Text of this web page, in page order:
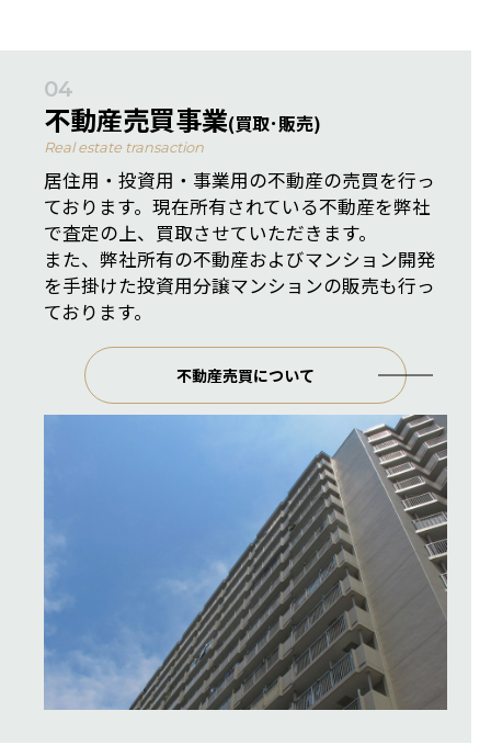
04
不動産売買事業(買取･販売)
Real estate transaction
居住用・投資用・事業用の不動産の売買を行っ
ております。現在所有されている不動産を弊社
で査定の上、買取させていただきます。
また、弊社所有の不動産およびマンション開発
を手掛けた投資用分譲マンションの販売も行っ
ております。
不動産売買について